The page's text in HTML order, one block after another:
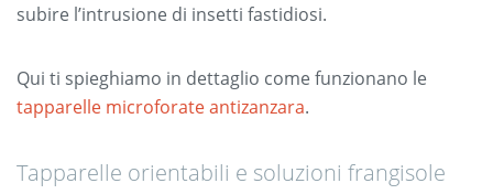
subire l’intrusione di insetti fastidiosi.
Qui ti spieghiamo in dettaglio come funzionano le
tapparelle microforate antizanzara.
Tapparelle orientabili e soluzioni frangisole